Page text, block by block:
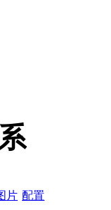
片 配置